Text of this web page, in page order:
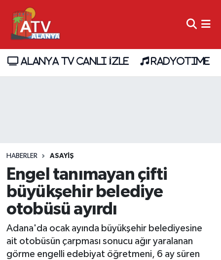
ALANYA TV CANLI İZLE RADYOTIME
HABERLER ASAYİŞ
Engel tanımayan çifti
büyükşehir belediye
otobüsü ayırdı
Adana'da ocak ayında büyükşehir belediyesine
ait otobüsün çarpması sonucu ağır yaralanan
görme engelli edebiyat öğretmeni, 6 ay süren